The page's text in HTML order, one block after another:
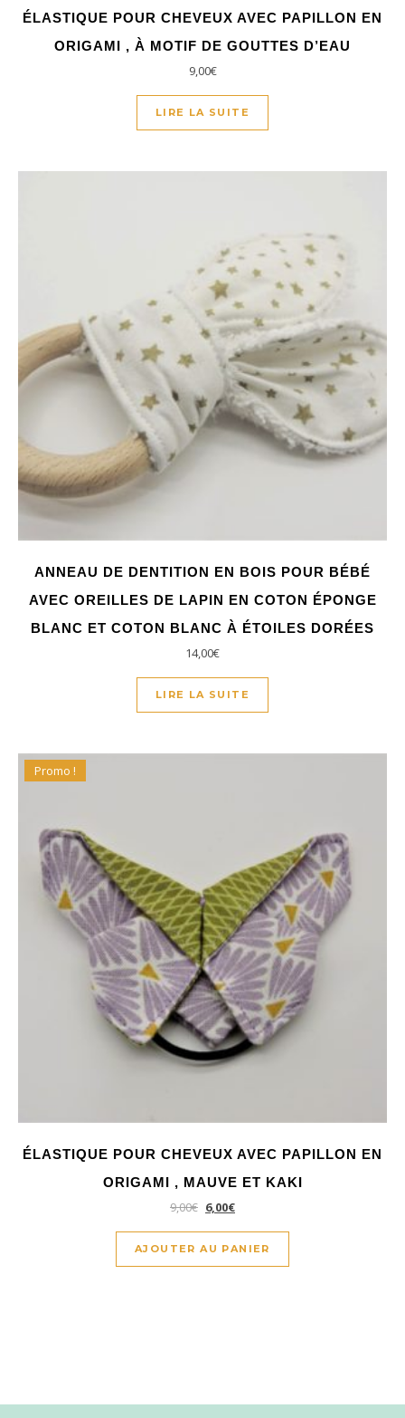
ÉLASTIQUE POUR CHEVEUX AVEC PAPILLON EN
ORIGAMI , À MOTIF DE GOUTTES D’EAU
9,00€
LIRE LA SUITE
ANNEAU DE DENTITION EN BOIS POUR BÉBÉ
AVEC OREILLES DE LAPIN EN COTON ÉPONGE
BLANC ET COTON BLANC À ÉTOILES DORÉES
14,00€
LIRE LA SUITE
Promo !
ÉLASTIQUE POUR CHEVEUX AVEC PAPILLON EN
ORIGAMI , MAUVE ET KAKI
9,00€ 6,00€
AJOUTER AU PANIER